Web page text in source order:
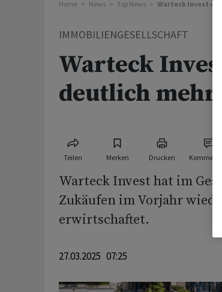
Home News Top News Warteck Invest
IMMOBILIENGESELLSCHAFT
Warteck
deutlich mehr
Teilen Merken Drucken
Warteck Invest hat im
Zukäufen im Vorjahr
erwirtschaftet.
27.03.2025 07:25